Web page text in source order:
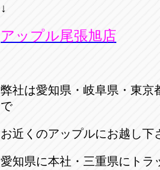
↓
アップル尾張旭店
弊社は愛知県・岐阜県・東京
で
お近くのアップルにお越し下
愛知県に本社・三重県にトラ